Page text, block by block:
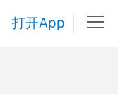
打开App